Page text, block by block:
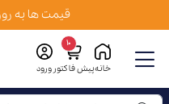
قیمت ها به
خانهپیش فاکتور
10
ورود